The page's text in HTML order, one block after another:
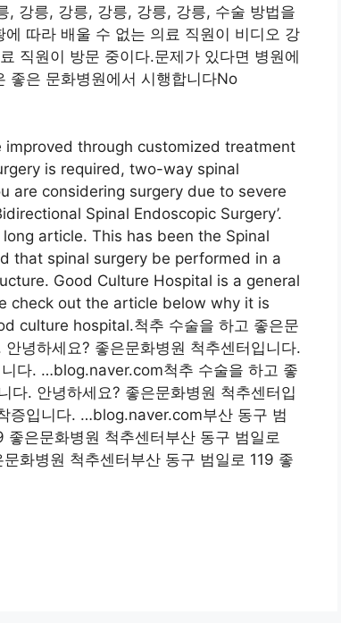
강릉, 강릉, 강릉, 강릉, 강릉, 수술 방법을
따라 배울 수 없는 의료 직원이 비디오 강
직원이 방문 중이다.문제가 있다면 병원에
좋은 문화병원에서 시행합니다No
through customized treatment
is required, two-way spinal
are considering surgery due to severe
Spinal Endoscopic Surgery’.
article. This has been the Spinal
that spinal surgery be performed in a
Good Culture Hospital is a general
check out the article below why it is
culture hospital.척추 수술을 하고 좋은문
녕하세요? 좋은문화병원 척추센터입니다.
다. …blog.naver.com척추 수술을 하고 좋
다. 안녕하세요? 좋은문화병원 척추센터입
증입니다. …blog.naver.com부산 동구 범
은문화병원 척추센터부산 동구 범일로
화병원 척추센터부산 동구 범일로 119 좋